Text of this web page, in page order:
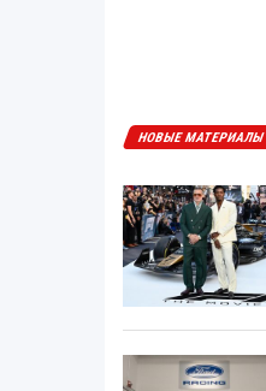
НОВЫЕ МАТЕРИАЛЫ